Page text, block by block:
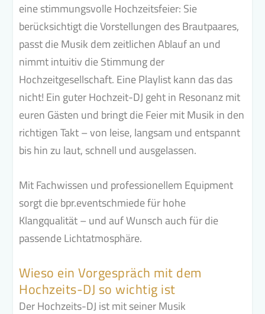
eine stimmungsvolle Hochzeitsfeier: Sie
berücksichtigt die Vorstellungen des Brautpaares,
passt die Musik dem zeitlichen Ablauf an und
nimmt intuitiv die Stimmung der
Hochzeitgesellschaft. Eine Playlist kann das das
nicht! Ein guter Hochzeit-DJ geht in Resonanz mit
euren Gästen und bringt die Feier mit Musik in den
richtigen Takt – von leise, langsam und entspannt
bis hin zu laut, schnell und ausgelassen.
Mit Fachwissen und professionellem Equipment
sorgt die bpr.eventschmiede für hohe
Klangqualität – und auf Wunsch auch für die
passende Lichtatmosphäre.
Wieso ein Vorgespräch mit dem
Hochzeits-DJ so wichtig ist
Der Hochzeits-DJ ist mit seiner Musik